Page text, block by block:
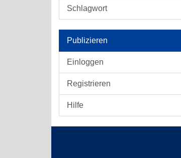
Schlagwort
Publizieren
Einloggen
Registrieren
Hilfe